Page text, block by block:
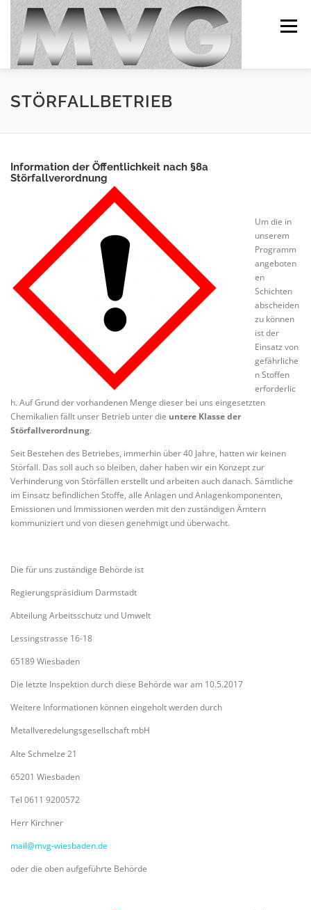
Zum
springen
Menü
MVG ÜBER UNS UMWELT
KARRIERE/JOBS
KONTAKT/IMPRESSUM
DATENSCHUTZERKLÄRUNG
COOKIE-RICHTLINIE (EU)
STÖRFALLBETRIEB
Information der Öffentlichkeit nach §8a
Störfallverordnung
Um die in
unserem
Programm
angeboten
en
Schichten
abscheiden
zu können
ist der
Einsatz von
gefährliche
n Stoffen
erforderlic
h. Auf Grund der vorhandenen Menge dieser bei uns eingesetzten
Chemikalien fällt unser Betrieb unter die untere Klasse der
Störfallverordnung.
Seit Bestehen des Betriebes, immerhin über 40 Jahre, hatten wir keinen
Störfall. Das soll auch so bleiben, daher haben wir ein Konzept zur
Verhinderung von Störfällen erstellt und arbeiten auch danach. Sämtliche
im Einsatz befindlichen Stoffe, alle Anlagen und Anlagenkomponenten,
Emissionen und Immissionen werden mit den zuständigen Ämtern
kommuniziert und von diesen genehmigt und überwacht.
Die für uns zuständige Behörde ist
Regierungspräsidium Darmstadt
Abteilung Arbeitsschutz und Umwelt
Lessingstrasse 16-18
65189 Wiesbaden
Die letzte Inspektion durch diese Behörde war am 10.5.2017
Weitere Informationen können eingeholt werden durch
Metallveredelungsgesellschaft mbH
Alte Schmelze 21
65201 Wiesbaden
Tel 0611 9200572
Herr Kirchner
mail@mvg-wiesbaden.de
oder die oben aufgeführte Behörde